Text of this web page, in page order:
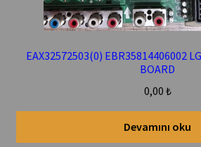
EAX32572503(0) EBR35814406002
BOARD
0,00 ₺
Devamını oku